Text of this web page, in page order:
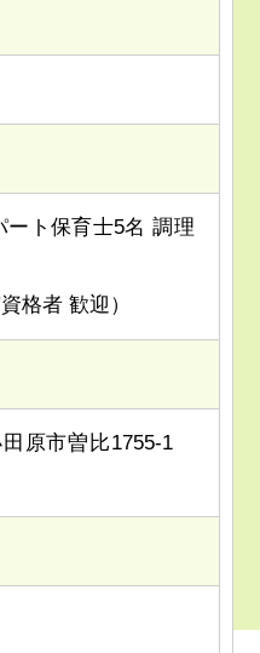
ト保育士5名 調理
格者 歓迎）
田原市曽比1755-1